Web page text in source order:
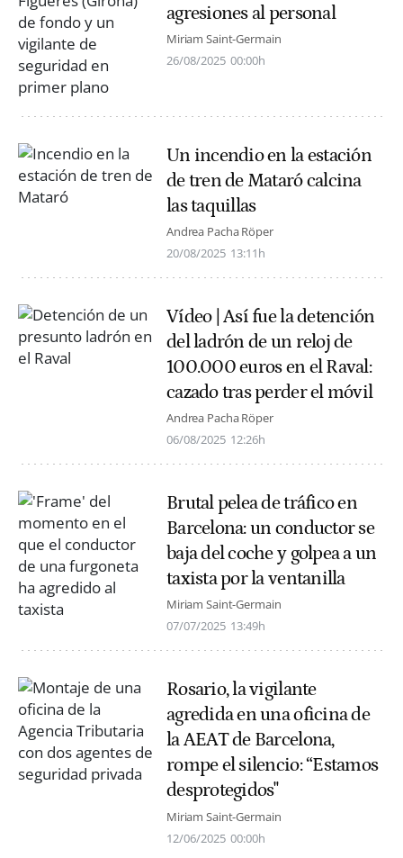
agresiones al personal
Miriam Saint-Germain
26/08/2025 00:00h
Un incendio en la estación
de tren de Mataró calcina
las taquillas
Andrea Pacha Röper
20/08/2025 13:11h
Vídeo | Así fue la detención
del ladrón de un reloj de
100.000 euros en el Raval:
cazado tras perder el móvil
Andrea Pacha Röper
06/08/2025 12:26h
Brutal pelea de tráfico en
Barcelona: un conductor se
baja del coche y golpea a un
taxista por la ventanilla
Miriam Saint-Germain
07/07/2025 13:49h
Rosario, la vigilante
agredida en una oficina de
la AEAT de Barcelona,
rompe el silencio: “Estamos
desprotegidos"
Miriam Saint-Germain
12/06/2025 00:00h